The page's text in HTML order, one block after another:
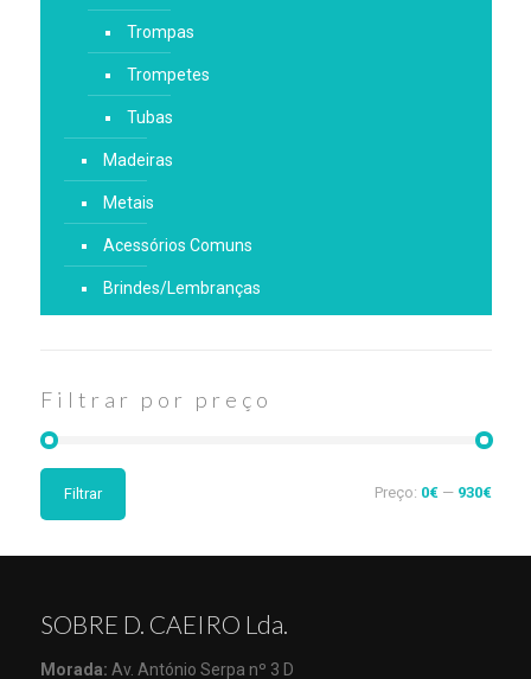
Trompas
Trompetes
Tubas
Madeiras
Metais
Acessórios Comuns
Brindes/Lembranças
Filtrar por preço
Filtrar Preço: 0€— 930€
SOBRE D. CAEIRO Lda.
Morada: Av. António Serpa nº 3 D